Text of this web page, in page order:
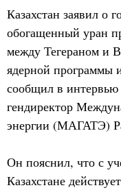
Казахстан заявил о
обогащенный уран
между Тегераном и
ядерной программы
сообщил в интервью
гендиректор
энергии (МАГАТЭ)
Он пояснил, что с
Казахстане